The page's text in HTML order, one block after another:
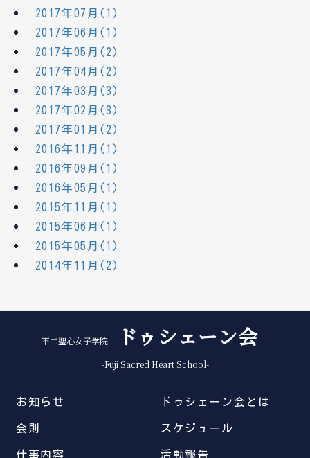
2017年07月(1)
2017年06月(1)
2017年05月(2)
2017年04月(2)
2017年03月(3)
2017年02月(3)
2017年01月(2)
2016年11月(1)
2016年09月(1)
2016年05月(1)
2015年11月(1)
2015年06月(1)
2015年05月(1)
2014年11月(2)
不二聖心女子学院 ドゥシェーン会
-Fuji Sacred Heart School-
お知らせ ドゥシェーン会とは
会則 スケジュール
仕事内容 活動報告